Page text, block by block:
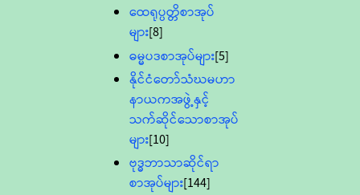
ထေရုပ္ပတ္တိစာအုပ်
များ[8]
ဓမ္မပဒစာအုပ်များ[5]
နိုင်ငံတော်သံဃမဟာ
နာယကအဖွဲ့နှင့်
သက်ဆိုင်သောစာအုပ်
များ[10]
ဗုဒ္ဓဘာသာဆိုင်ရာ
စာအုပ်များ[144]